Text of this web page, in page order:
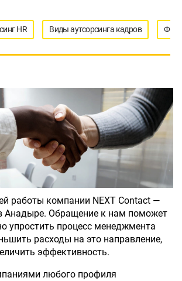
HR Виды аутсорсинга кадров
работы компании NEXT Contact —
в Анадыре. Обращение к нам поможет
упростить процесс менеджмента
расходы на это направление,
эффективность.
любого профиля